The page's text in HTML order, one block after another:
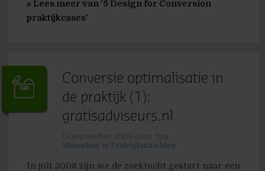
» Lees meer van '5 Design for Conversion
praktijkcases'
Conversie optimalisatie in
de praktijk (1):
gratisadviseurs.nl
Ton
Wesseling
Praktijkinzichten
In juli 2008 zijn we de zoektocht gestart naar een